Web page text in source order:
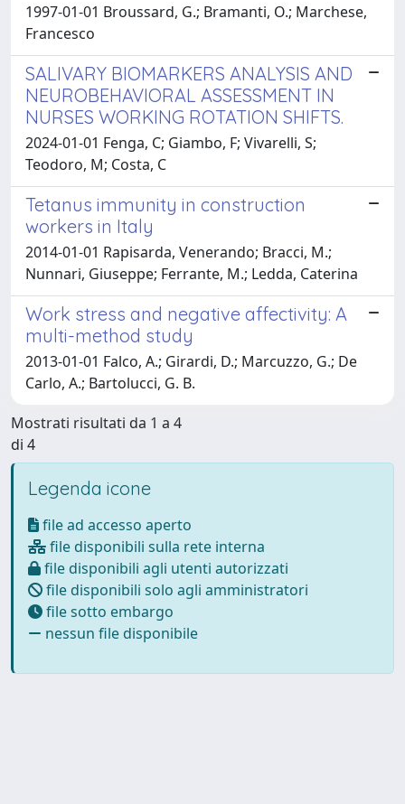
1997-01-01 Broussard, G.; Bramanti, O.; Marchese,
Francesco
SALIVARY BIOMARKERS ANALYSIS AND
NEUROBEHAVIORAL ASSESSMENT IN
NURSES WORKING ROTATION SHIFTS.
2024-01-01 Fenga, C; Giambo, F; Vivarelli, S;
Teodoro, M; Costa, C
Tetanus immunity in construction
workers in Italy
2014-01-01 Rapisarda, Venerando; Bracci, M.;
Nunnari, Giuseppe; Ferrante, M.; Ledda, Caterina
Work stress and negative affectivity: A
multi-method study
2013-01-01 Falco, A.; Girardi, D.; Marcuzzo, G.; De
Carlo, A.; Bartolucci, G. B.
Mostrati risultati da 1 a 4
di 4
Legenda icone
file ad accesso aperto
file disponibili sulla rete interna
file disponibili agli utenti autorizzati
file disponibili solo agli amministratori
file sotto embargo
nessun file disponibile